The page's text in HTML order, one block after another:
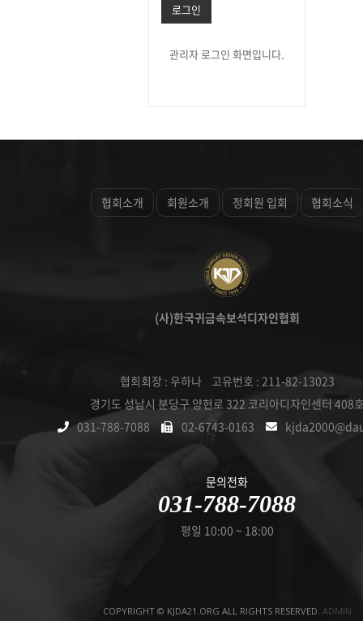
로그인
관리자 로그인 화면입니다.
협회소개 회원소개 정회원 입회 협회소식
(사)한국귀금속보석디자인협회
협회회장 : 우하나 고유번호 : 211-82-13023
경기도 성남시 분당구 양현로 322 코리아디자인센터 408
031-788-7088
02-6743-0163
문의전화
031-788-7088
평일 10:00 ~ 18:00
COPYRIGHT © KJDA21.ORG ALL RIGHTS RESERVED. ADMIN